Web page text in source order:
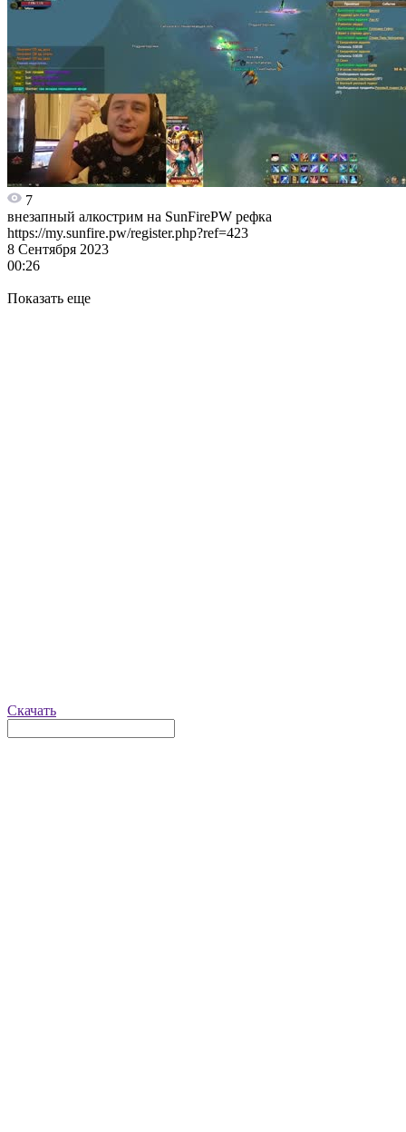
7
внезапный алкострим на SunFirePW рефка
https://my.sunfire.pw/register.php?ref=423
8 Сентября 2023
00:26
Показать еще
Скачать